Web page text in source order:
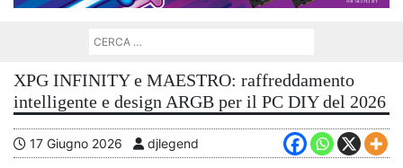
XPG INFINITY e MAESTRO: raffreddamento
intelligente e design ARGB per il PC DIY del 2026
17 Giugno 2026 djlegend